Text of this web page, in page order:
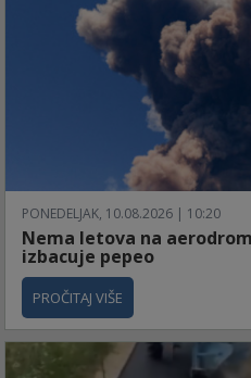
PONEDELJAK, 10.08.2026 | 10:20
Nema letova na
izbacuje pepeo
PROČITAJ VIŠE